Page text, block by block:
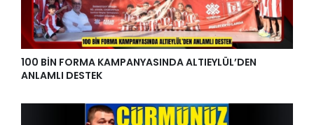
100 BİN FORMA KAMPANYASINDA ALTIEYLÜL’DEN
ANLAMLI DESTEK